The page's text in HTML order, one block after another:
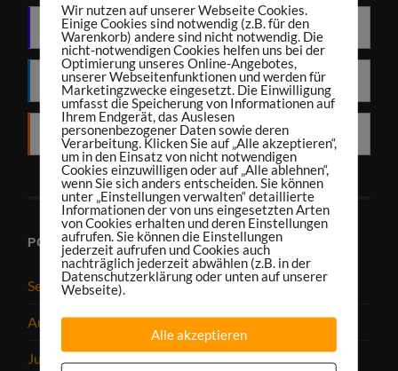
Amazon Music
Deezer
RSS
PODCAST-ARCHIV
September 2025
August 2025
Juli 2025
Wir nutzen auf unserer Webseite Cookies.
Einige Cookies sind notwendig (z.B. für den
Warenkorb) andere sind nicht notwendig. Die
nicht-notwendigen Cookies helfen uns bei der
Optimierung unseres Online-Angebotes,
unserer Webseitenfunktionen und werden für
Marketingzwecke eingesetzt. Die Einwilligung
umfasst die Speicherung von Informationen auf
Ihrem Endgerät, das Auslesen
personenbezogener Daten sowie deren
Verarbeitung. Klicken Sie auf „Alle akzeptieren“,
um in den Einsatz von nicht notwendigen
Cookies einzuwilligen oder auf „Alle ablehnen“,
wenn Sie sich anders entscheiden. Sie können
unter „Einstellungen verwalten“ detaillierte
Informationen der von uns eingesetzten Arten
von Cookies erhalten und deren Einstellungen
aufrufen. Sie können die Einstellungen
jederzeit aufrufen und Cookies auch
nachträglich jederzeit abwählen (z.B. in der
Datenschutzerklärung oder unten auf unserer
Webseite).
Alle akzeptieren